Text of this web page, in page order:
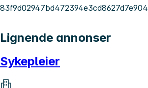
83f9d02947bd472394e3cd8627d7e904
Lignende annonser
Sykepleier